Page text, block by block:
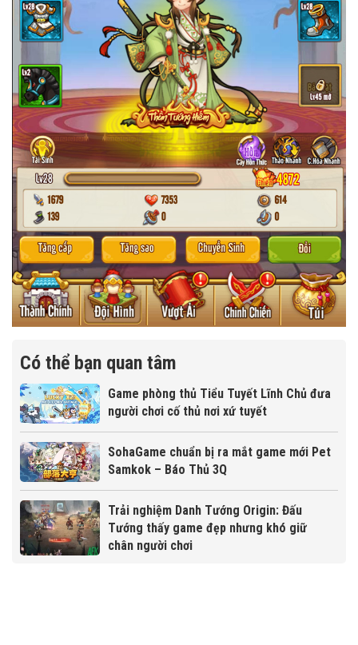
Có thể bạn quan tâm
Game phòng thủ Tiểu Tuyết Lĩnh Chủ đưa
người chơi cố thủ nơi xứ tuyết
SohaGame chuẩn bị ra mắt game mới Pet
Samkok – Báo Thủ 3Q
Trải nghiệm Danh Tướng Origin: Đấu
Tướng thấy game đẹp nhưng khó giữ
chân người chơi